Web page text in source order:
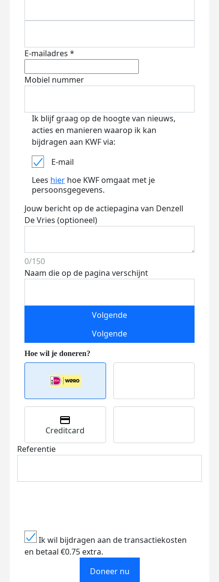
E-mailadres *
Mobiel nummer
Ik blijf graag op de hoogte van nieuws,
acties en manieren waarop ik kan
bijdragen aan KWF via:
E-mail
Lees hier hoe KWF omgaat met je
persoonsgegevens.
Jouw bericht op de actiepagina van Denzell
De Vries (optioneel)
0/150
Naam die op de pagina verschijnt
Volgende
Volgende
Creditcard
Referentie
Ik wil bijdragen aan de transactiekosten
en betaal €0.75 extra.
Doneer nu